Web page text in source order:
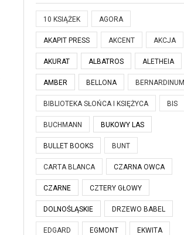
10 KSIĄŻEK AGORA
AKAPIT PRESS AKCENT AKCJA
AKURAT ALBATROS ALETHEIA
AMBER BELLONA BERNARDINUM
BIBLIOTEKA SŁOŃCA I KSIĘŻYCA BIS
BUCHMANN BUKOWY LAS
BULLET BOOKS BUNT
CARTA BLANCA CZARNA OWCA
CZARNE CZTERY GŁOWY
DOLNOŚLĄSKIE DRZEWO BABEL
EDGARD EGMONT EKWITA